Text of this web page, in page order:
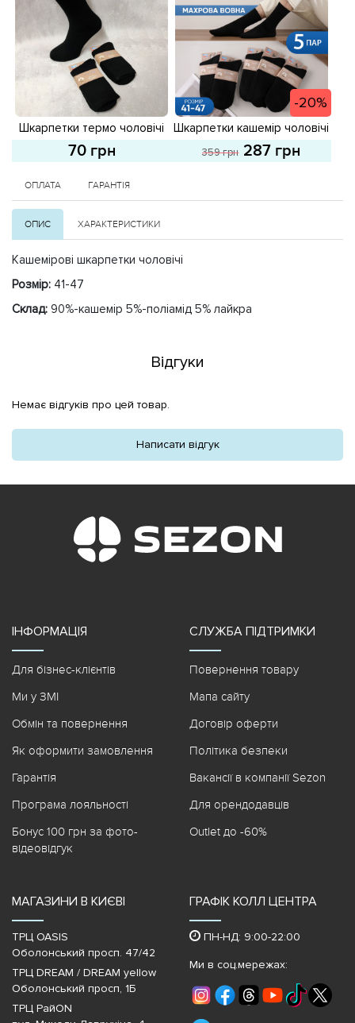
Шкарпетки термо чоловічі
591304 Чорні
70 грн
-20%
Шкарпетки кашемір чоловічі
(5 пар) 593534 Чорні
розпродаж
359 грн 287 грн
ОПЛАТА ГАРАНТІЯ
ОПИС ХАРАКТЕРИСТИКИ
Кашемірові шкарпетки чоловічі
Розмір: 41-47
Склад: 90%-кашемір 5%-поліамід 5% лайкра
Відгуки
Немає відгуків про цей товар.
Написати відгук
ІНФОРМАЦІЯ
Для бізнес-клієнтів
Ми у ЗМІ
Обмін та повернення
Як оформити замовлення
Гарантія
Програма лояльності
Бонус 100 грн за фото-
відеовідгук
СЛУЖБА ПІДТРИМКИ
Повернення товару
Мапа сайту
Договір оферти
Політика безпеки
Вакансії в компанії Sezon
Для орендодавців
Outlet до -60%
МАГАЗИНИ В КИЄВІ
ТРЦ OASIS
Оболонський просп. 47/42
ТРЦ DREAM / DREAM yellow
Оболонський просп, 1Б
ТРЦ РайON
ГРАФІК КОЛЛ ЦЕНТРА
ПН-НД: 9:00-22:00
Ми в соц.мережах: